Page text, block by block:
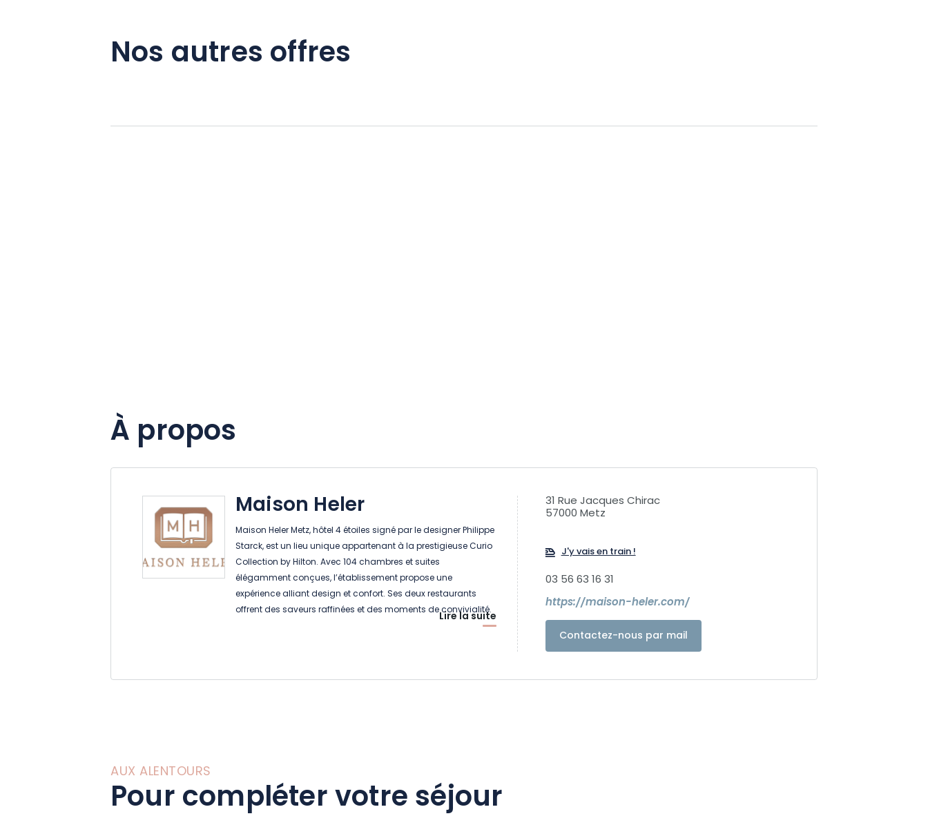
Nos autres offres
À propos
Maison Heler
Maison Heler Metz, hôtel 4 étoiles signé par le designer Philippe
Starck, est un lieu unique appartenant à la prestigieuse Curio
Collection by Hilton. Avec 104 chambres et suites
élégamment conçues, l’établissement propose une
expérience alliant design et confort. Ses deux restaurants
offrent des saveurs raffinées et des moments de convivialité.
Maison Heler offre une expérience unique avec son 9e étage
Lire la suite
31 Rue Jacques Chirac
57000 Metz
J'y vais en train !
03 56 63 16 31
https://maison-heler.com/
Contactez-nous par mail
AUX ALENTOURS
Pour compléter votre séjour